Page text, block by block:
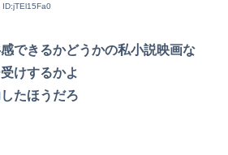
ID:jTEl15Fa0
できるかどうかの私小説映画な
けするかよ
たほうだろ